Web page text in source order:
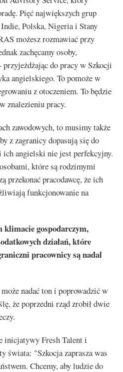
Pięć największych grup
Polska, Nigeria i Stany
możesz rozmawiać przy
zachęcamy osoby,
do pracy w Szkocji
angielskiego. To pomoże w
z otoczeniem. To będzie
znalezieniu pracy.
zawodowych, to musimy także
z zagranicy dopasują się do
ich angielski nie jest perfekcyjny.
które są rodzimymi
przekonać pracodawcę, że ich
funkcjonowanie na
klimacie gospodarczym,
działań, które
pracownicy są nadal
nadać ton i poprowadzić w
że poprzedni rząd zrobił dwie
inicjatywy Fresh Talent i
świata: "Szkocja zaprasza was
Chcemy, aby ludzie do